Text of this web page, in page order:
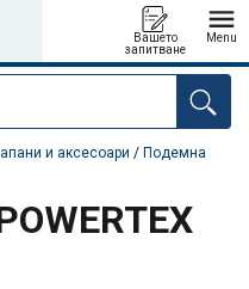
Вашето
запитване
Menu
и аксесоари / Подемна